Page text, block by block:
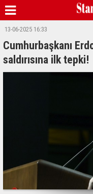
13-06-2025 16:33
Cumhurbaşkanı
saldırısına ilk tepki!